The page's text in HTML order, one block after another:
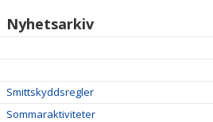
Nyhetsarkiv
Smittskyddsregler
Sommaraktiviteter